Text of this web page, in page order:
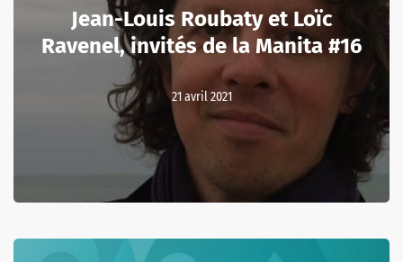
Jean-Louis Roubaty et Loïc
Ravenel, invités de la Manita #16
21 avril 2021